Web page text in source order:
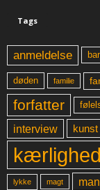
Tags
anmeldelse
døden familie
forfatter
interview kunst
kærlighed
lykke magt